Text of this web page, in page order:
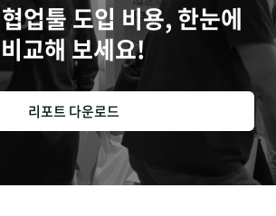
업툴 도입 비용, 한눈에
비교해 보세요!
리포트 다운로드